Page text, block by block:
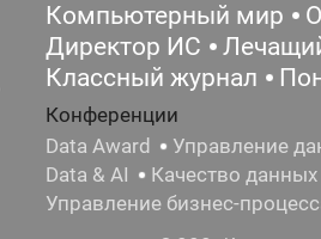
Компьютерный мир
Директор ИС
Классный журнал
Конференции
Data Award
Управление
Data & AI
Качество данных
Управление бизнес-